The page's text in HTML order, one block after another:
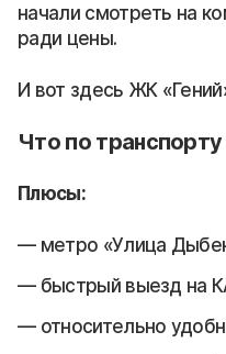
начали смотреть на
ради цены.
И вот здесь ЖК
Что по транспорту
Плюсы:
метро «Улица
быстрый выезд на
относительно